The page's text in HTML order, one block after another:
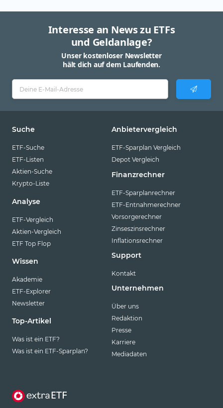
Interesse an News zu ETFs
und Geldanlage?
Unser kostenloser Newsletter
hält dich auf dem Laufenden.
Suche
ETF-Suche
ETF-Listen
Aktien-Suche
Krypto-Liste
Analyse
ETF-Vergleich
Aktien-Vergleich
ETF Top Flop
Wissen
Akademie
ETF-Explorer
Newsletter
Top-Artikel
Was ist ein ETF?
Was ist ein ETF-Sparplan?
Anbietervergleich
ETF-Sparplan Vergleich
Depot Vergleich
Finanzrechner
ETF-Sparplanrechner
ETF-Entnahmerechner
Vorsorgerechner
Zinseszinsrechner
Inflationsrechner
Support
Kontakt
Unternehmen
Über uns
Redaktion
Presse
Karriere
Mediadaten